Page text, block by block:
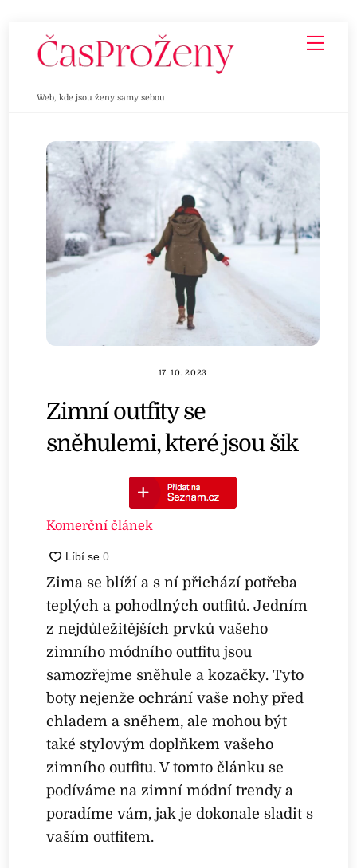
Web, kde jsou ženy samy sebou
17. 10. 2023
Zimní outfity se
sněhulemi, které jsou šik
Komerční článek
Zima se blíží a s ní přichází potřeba
teplých a pohodlných outfitů. Jedním
z nejdůležitějších prvků vašeho
zimního módního outfitu jsou
samozřejme sněhule a kozačky. Tyto
boty nejenže ochrání vaše nohy před
chladem a sněhem, ale mohou být
také stylovým doplňkem vašeho
zimního outfitu. V tomto článku se
podíváme na zimní módní trendy a
poradíme vám, jak je dokonale sladit s
vaším outfitem.